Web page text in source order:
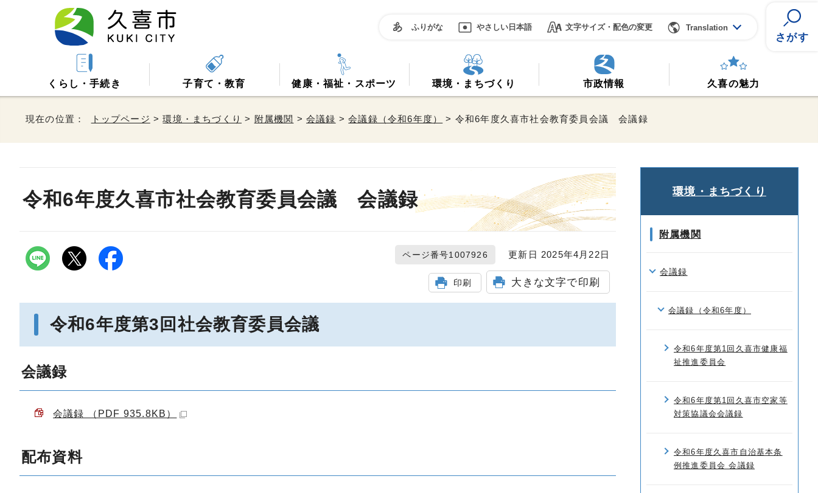
ふりがな やさしい日本語 文字サイズ・配色の変更 Translation
さがす
くらし・手続き 子育て・教育 健康・福祉・スポーツ 環境・まちづくり 市政情報 久喜の魅力
現在の位置： トップページ >環境・まちづくり > 附属機関 >会議録 >会議録（令和6年度） > 令和6年度久喜市社会教育委員会議 会議録
令和6年度久喜市社会教育委員会議 会議録
ページ番号1007926 更新日 2025年4月22日
印刷 大きな文字で印刷
令和6年度第3回社会教育委員会議
会議録
会議録 （PDF 935.8KB）
配布資料
環境・まちづくり
附属機関
会議録
会議録（令和6年度）
令和6年度第1回久喜市健康福
祉推進委員会
令和6年度第1回久喜市空家等
対策協議会会議録
令和6年度久喜市自治基本条
例推進委員会 会議録